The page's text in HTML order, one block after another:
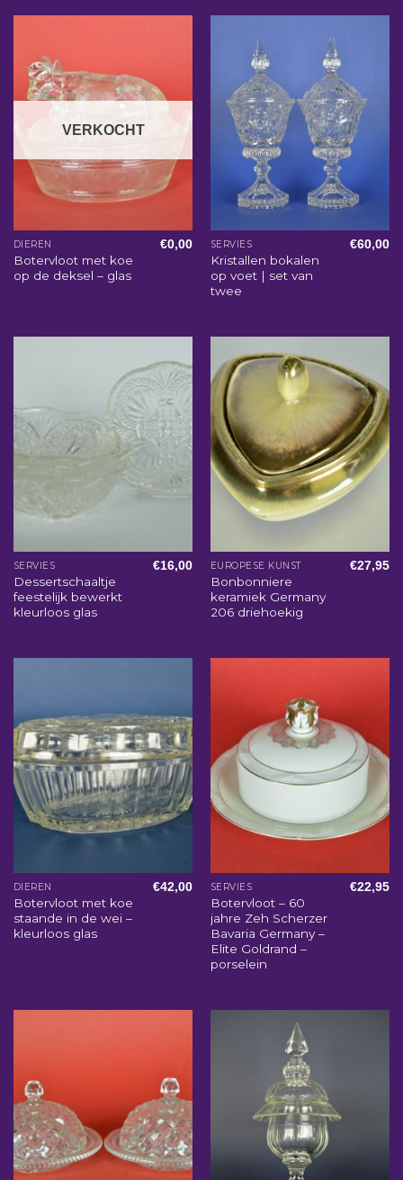
VERKOCHT
DIEREN
Botervloot met koe
op de deksel – glas
€0,00 SERVIES
Kristallen bokalen
op voet | set van
twee
€60,00
SERVIES
Dessertschaaltje
feestelijk bewerkt
kleurloos glas
€16,00 EUROPESE KUNST
Bonbonniere
keramiek Germany
206 driehoekig
€27,95
DIEREN
Botervloot met koe
staande in de wei –
kleurloos glas
€42,00 SERVIES
Botervloot – 60
jahre Zeh Scherzer
Bavaria Germany –
Elite Goldrand –
porselein
€22,95